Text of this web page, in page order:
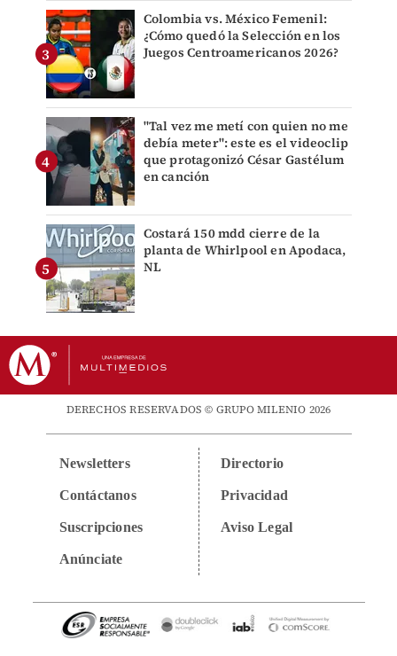
Colombia vs. México Femenil:
¿Cómo quedó la Selección en los
Juegos Centroamericanos 2026?
"Tal vez me metí con quien no me
debía meter": este es el videoclip
que protagonizó César Gastélum
en canción
Costará 150 mdd cierre de la
planta de Whirlpool en Apodaca,
NL
DERECHOS RESERVADOS © GRUPO MILENIO 2026
Newsletters
Contáctanos
Suscripciones
Anúnciate
Directorio
Privacidad
Aviso Legal